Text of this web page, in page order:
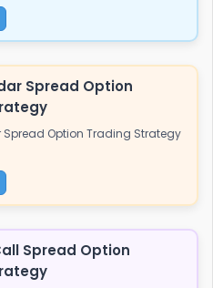
Spread Option
Option Trading Strategy
Spread Option